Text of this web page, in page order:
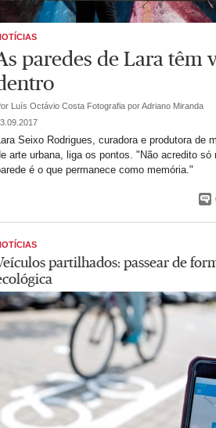
paredes de Lara têm
Luís Octávio Costa Fotografia por Adriano Miranda
Seixo Rodrigues, curadora e produtora de
arte urbana, liga os pontos. "Não acredito só
é o que permanece como memória."
partilhados: passear de